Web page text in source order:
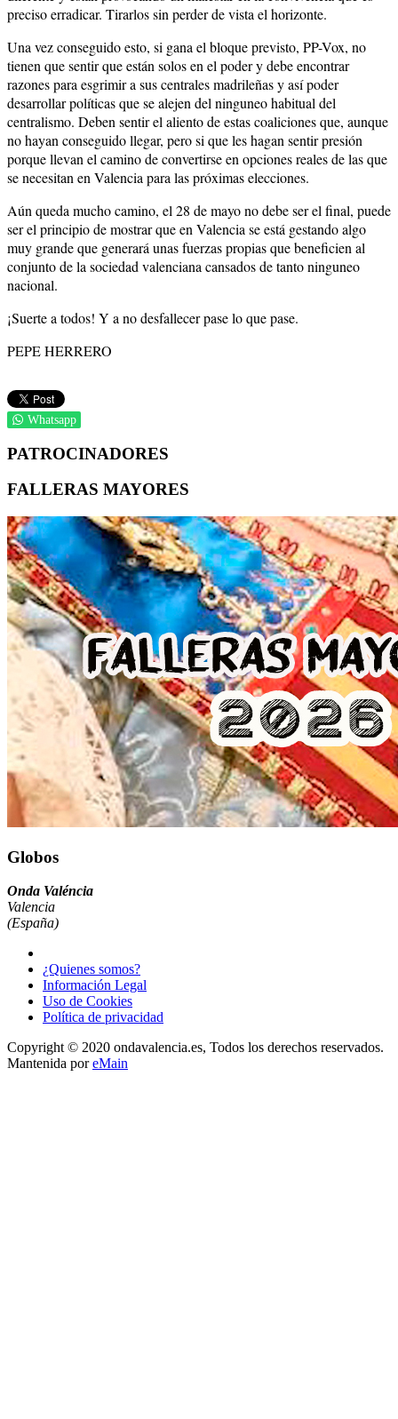
preciso erradicar. Tirarlos sin perder de vista el horizonte.
Una vez conseguido esto, si gana el bloque previsto, PP-Vox, no
tienen que sentir que están solos en el poder y debe encontrar
razones para esgrimir a sus centrales madrileñas y así poder
desarrollar políticas que se alejen del ninguneo habitual del
centralismo. Deben sentir el aliento de estas coaliciones que, aunque
no hayan conseguido llegar, pero si que les hagan sentir presión
porque llevan el camino de convertirse en opciones reales de las que
se necesitan en Valencia para las próximas elecciones.
Aún queda mucho camino, el 28 de mayo no debe ser el final, puede
ser el principio de mostrar que en Valencia se está gestando algo
muy grande que generará unas fuerzas propias que beneficien al
conjunto de la sociedad valenciana cansados de tanto ninguneo
nacional.
¡Suerte a todos! Y a no desfallecer pase lo que pase.
PEPE HERRERO
Whatsapp
PATROCINADORES
FALLERAS MAYORES
Globos
Onda Valéncia
Valencia
(España)
¿Quienes somos?
Información Legal
Uso de Cookies
Política de privacidad
Copyright © 2020 ondavalencia.es, Todos los derechos reservados.
Mantenida poreMain